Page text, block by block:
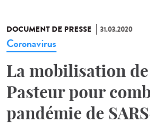
DOCUMENT DE PRESSE 31.03.2020
Coronavirus
La mobilisation
Pasteur pour
pandémie de